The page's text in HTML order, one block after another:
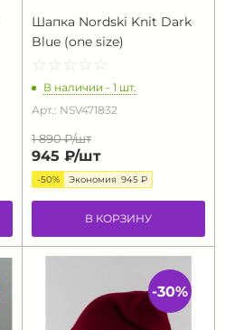
Шапка Nordski Knit Dark
Blue (one size)
☆ ☆ ☆ ☆ ☆
★ ★ ★ ★ ★
В наличии - 1 шт.
Арт.: NSV471832
1 890 ₽/шт
945 ₽/шт
-50% Экономия 945 ₽
В КОРЗИНУ
-30%